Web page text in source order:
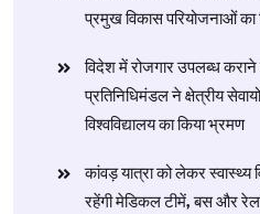
प्रमुख विकास परियोजनाओं का
विदेश में रोजगार उपलब्ध कराने
प्रतिनिधिमंडल ने क्षेत्रीय
विश्वविद्यालय का किया भ्रमण
​कांवड़ यात्रा को लेकर
रहेंगी मेडिकल टीमें, बस और